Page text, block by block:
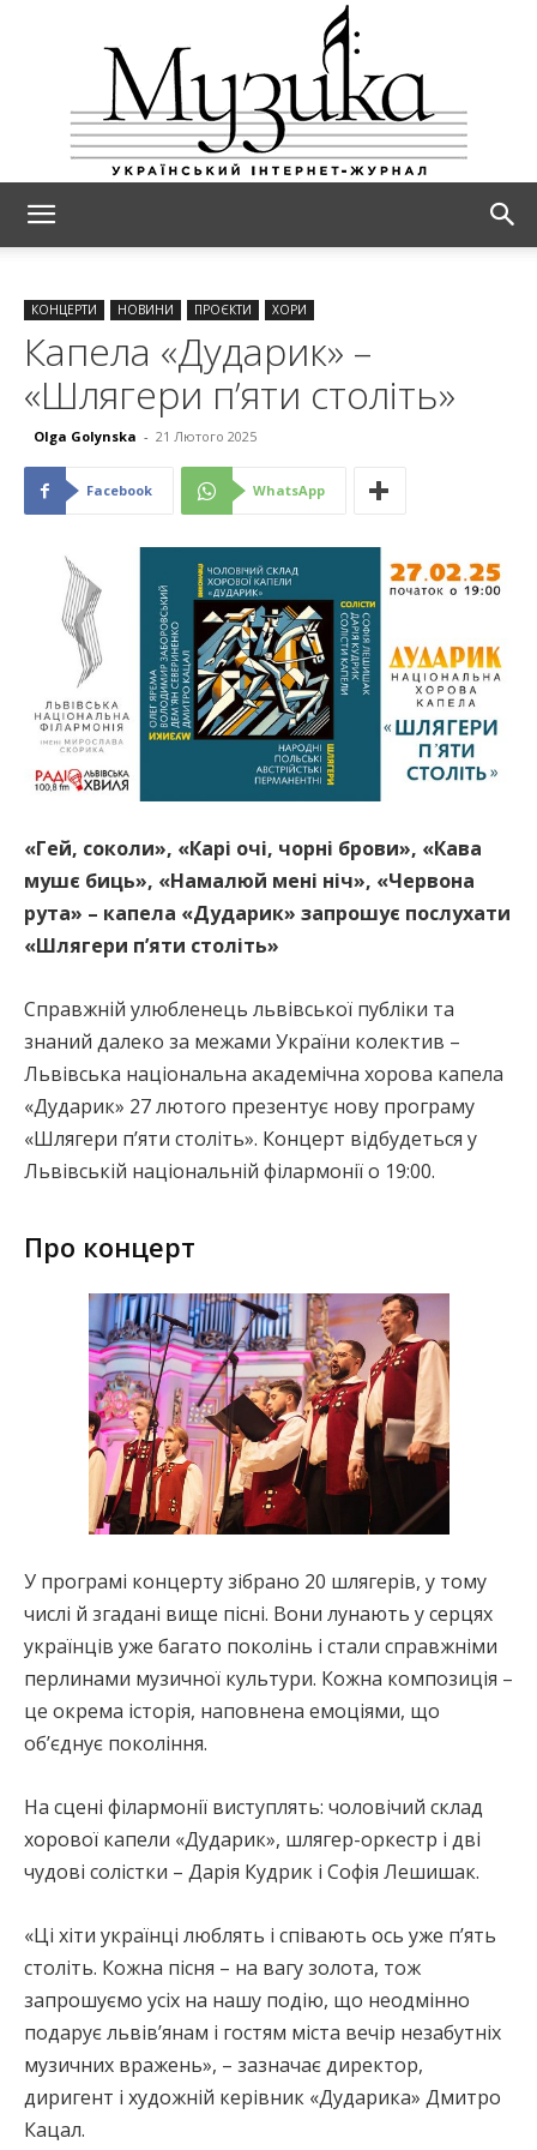
КОНЦЕРТИ НОВИНИ ПРОЄКТИ ХОРИ
Капела «Дударик» –
«Шлягери п’яти століть»
Olga Golynska - 21 Лютого 2025
Facebook WhatsApp
«Гей, соколи», «Карі очі, чорні брови», «Кава
мушє биць», «Намалюй мені ніч», «Червона
рута» – капела «Дударик» запрошує послухати
«Шлягери п’яти століть»
Справжній улюбленець львівської публіки та
знаний далеко за межами України колектив –
Львівська національна академічна хорова капела
«Дударик» 27 лютого презентує нову програму
«Шлягери п’яти століть». Концерт відбудеться у
Львівській національній філармонії о 19:00.
Про концерт
У програмі концерту зібрано 20 шлягерів, у тому
числі й згадані вище пісні. Вони лунають у серцях
українців уже багато поколінь і стали справжніми
перлинами музичної культури. Кожна композиція –
це окрема історія, наповнена емоціями, що
об’єднує покоління.
На сцені філармонії виступлять: чоловічий склад
хорової капели «Дударик», шлягер-оркестр і дві
чудові солістки – Дарія Кудрик і Софія Лешишак.
«Ці хіти українці люблять і співають ось уже п’ять
століть. Кожна пісня – на вагу золота, тож
запрошуємо усіх на нашу подію, що неодмінно
подарує львів’янам і гостям міста вечір незабутніх
музичних вражень», – зазначає директор,
диригент і художній керівник «Дударика» Дмитро
Кацал.